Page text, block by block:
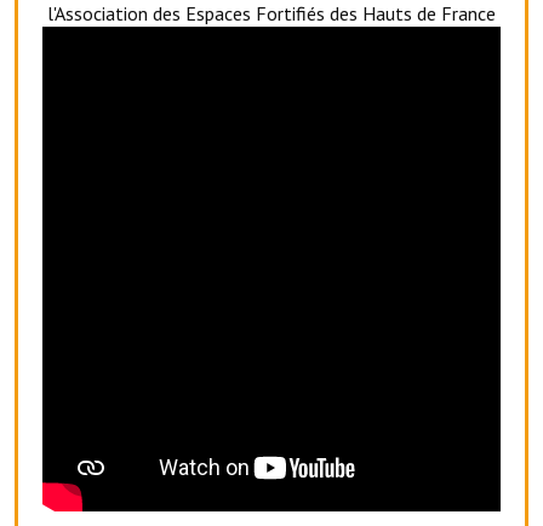
VILLE ACTIVE
L'association Avotra-France
l'Association des Espaces Fortifiés des Hauts de France